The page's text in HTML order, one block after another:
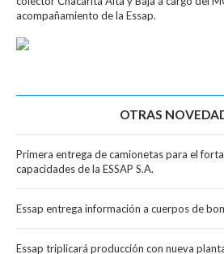
acompañamiento de la Essap.
OTRAS
Primera entrega de camionetas para el
capacidades de la ESSAP S.A.
Essap entrega información a cuerpos de
Essap triplicará producción con nueva